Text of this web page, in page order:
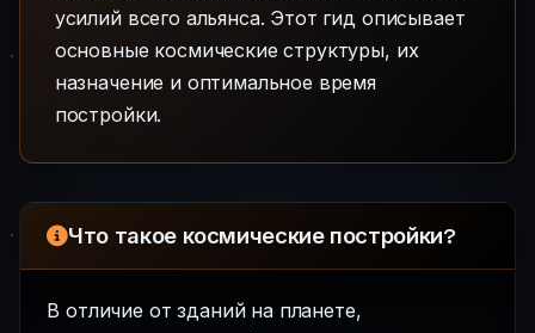
усилий всего альянса. Этот гид описывает
основные космические структуры, их
назначение и оптимальное время
постройки.
Что такое космические постройки?
В отличие от зданий на планете,